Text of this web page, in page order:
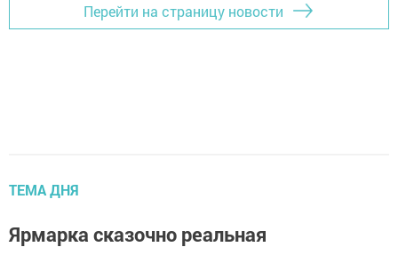
Перейти на страницу новости
ТЕМА ДНЯ
Ярмарка сказочно реальная